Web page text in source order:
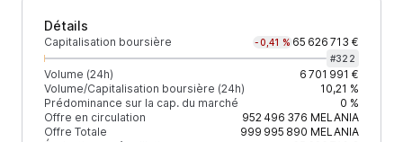
Détails
Capitalisation boursière -0,41 % 65 626 713 €
#322
Volume (24h)
6 701 991 €
Volume/Capitalisation boursière (24h)
10,21 %
Prédominance sur la cap. du marché
0 %
Offre en circulation
952 496 376 MELANIA
Offre Totale
999 995 890 MELANIA